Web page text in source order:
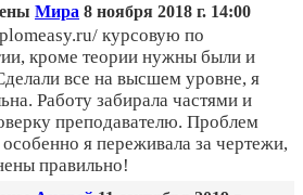
Мира 8 ноября 2018 г. 14:00
курсовую по
кроме теории нужны были и
все на высшем уровне, я
Работу забирала частями и
преподавателю. Проблем
я переживала за чертежи,
правильно!